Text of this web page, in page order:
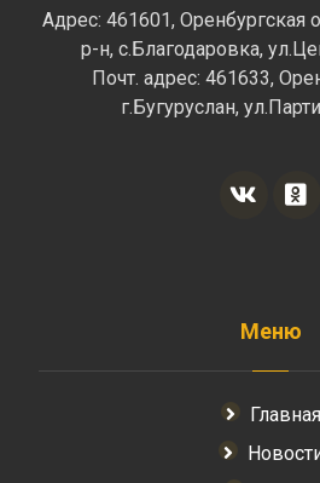
Адрес: 461601, Оренбургская
р-н, с.Благодаровка,
Почт. адрес: 461633,
г.Бугуруслан,
Меню
Главная